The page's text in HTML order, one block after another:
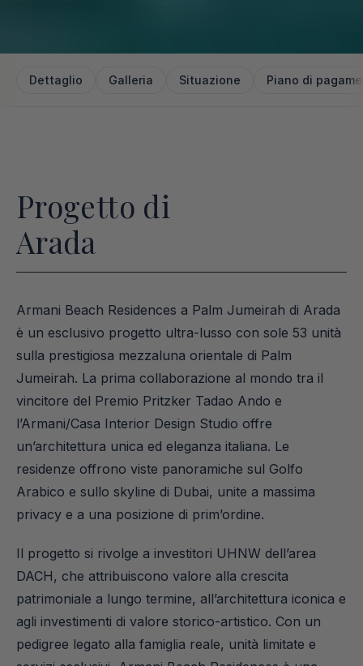
Dettaglio Galleria Situazione Piano di
Progetto di
Arada
Armani Beach Residences a Palm Jumeirah di Arada
è un esclusivo progetto ultra-lusso con sole 53 unità
sulla prestigiosa mezzaluna orientale di Palm
Jumeirah. La prima collaborazione al mondo tra il
vincitore del Premio Pritzker Tadao Ando e
l’Armani/Casa Interior Design Studio offre
un’architettura unica ed eleganza italiana. Le
residenze offrono viste panoramiche sul Golfo
Arabico e sullo skyline di Dubai, unite a massima
privacy e a una posizione di prim’ordine.
Il progetto si rivolge a investitori UHNW dell’area
DACH, che attribuiscono valore alla crescita
patrimoniale a lungo termine, all’architettura iconica e
agli investimenti di valore storico-artistico. Con un
pedigree legato alla famiglia reale, unità limitate e